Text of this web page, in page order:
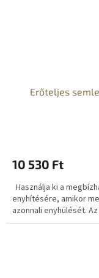
Erőteljes
10 530 Ft
Használja ki a
enyhítésére, amikor
azonnali enyhülését.